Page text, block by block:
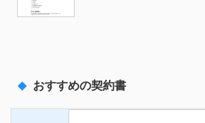
おすすめの契約書